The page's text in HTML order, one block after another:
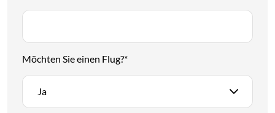
Möchten Sie einen Flug?*
Ja